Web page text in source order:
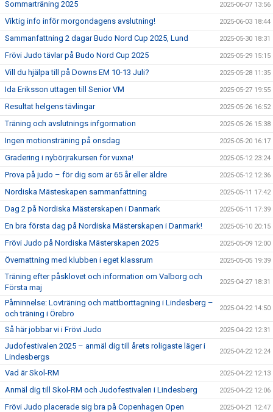
Sommarträning 2025 2025-06-07 13:56
Viktig info inför morgondagens avslutning! 2025-06-03 18:44
Sammanfattning 2 dagar Budo Nord Cup 2025, Lund 2025-05-30 18:31
Frövi Judo tävlar på Budo Nord Cup 2025 2025-05-29 15:15
Vill du hjälpa till på Downs EM 10-13 Juli? 2025-05-28 11:35
Ida Eriksson uttagen till Senior VM 2025-05-27 19:55
Resultat helgens tävlingar 2025-05-26 16:52
Träning och avslutnings infgormation 2025-05-26 15:38
Ingen motionsträning på onsdag 2025-05-20 16:17
Gradering i nybörjrakursen för vuxna! 2025-05-12 23:24
Prova på judo – för dig som är 65 år eller äldre 2025-05-12 12:36
Nordiska Mästeskapen sammanfattning 2025-05-11 17:42
Dag 2 på Nordiska Mästerskapen i Danmark 2025-05-11 17:39
En bra första dag på Nordiska Mästerskapen i Danmark! 2025-05-10 20:15
Frövi Judo på Nordiska Mästerskapen 2025 2025-05-09 12:00
Övernattning med klubben i eget klassrum 2025-05-05 19:39
Träning efter påsklovet och information om Valborg och
Första maj
2025-04-27 18:31
Påminnelse: Lovträning och mattborttagning i Lindesberg –
och träning i Örebro
2025-04-22 14:50
Så här jobbar vi i Frövi Judo 2025-04-22 12:31
Judofestivalen 2025 – anmäl dig till årets roligaste läger i
Lindesbergs
2025-04-22 12:24
Vad är Skol-RM 2025-04-22 12:13
Anmäl dig till Skol-RM och Judofestivalen i Lindesberg 2025-04-22 12:06
Frövi Judo placerade sig bra på Copenhagen Open 2025-04-21 12:47